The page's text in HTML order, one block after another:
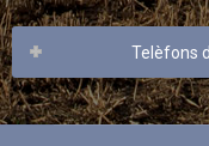
Telèfons